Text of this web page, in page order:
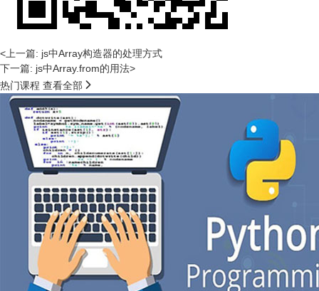
<上一篇: js中Array构造器的处理方式
下一篇: js中Array.from的用法>
热门课程 查看全部 